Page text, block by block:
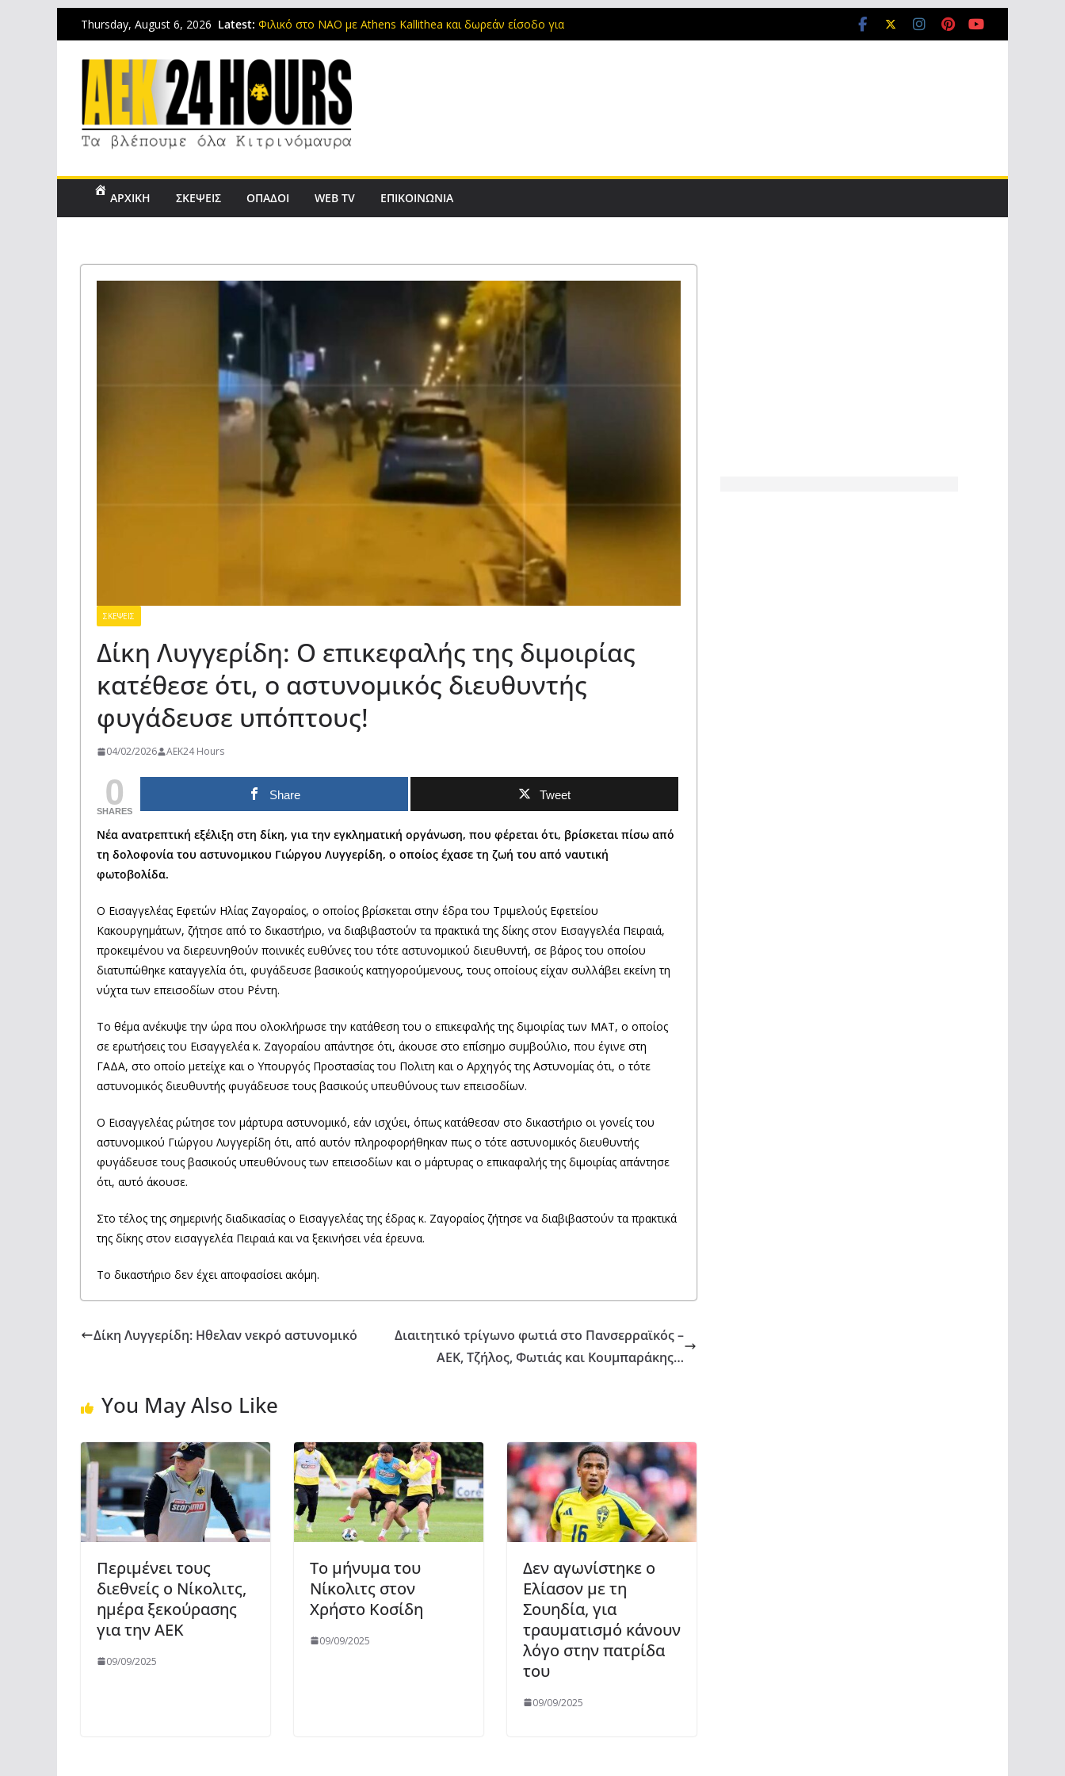
Thursday, August 6, 2026 Latest:
Ενεργοποιείται η συμφωνία με τον Νόλεϊ και ανακοινώνεται
από την ΑΕΚ
Φιλικό στο ΝΑΟ με Athens Kallithea και δωρεάν είσοδο για
τον κόσμο
Το μεσημέρι της Πέμπτης η ΑΕΚ ανακοινώνει τον Βιτάλις
Επιστρέφει η Κ17 της ΑΕΚ στην Αθήνα, παίρνουν σειρά
φιλικά στην Αττική
Περνάει ιατρικές εξετάσεις και ανακοινώνεται ο Βιτάλις από
την ΑΕΚ
ΑΡΧΙΚΗ ΣΚΕΨΕΙΣ ΟΠΑΔΟΙ WEB TV ΕΠΙΚΟΙΝΩΝΙΑ
ΣΚΕΨΕΙΣ
Δίκη Λυγγερίδη: Ο επικεφαλής της διμοιρίας
κατέθεσε ότι, ο αστυνομικός διευθυντής
φυγάδευσε υπόπτους!
04/02/2026 AEK24 Hours
0
SHARES
Share Tweet
Νέα ανατρεπτική εξέλιξη στη δίκη, για την εγκληματική οργάνωση, που φέρεται ότι, βρίσκεται πίσω από
τη δολοφονία του αστυνομικου Γιώργου Λυγγερίδη, ο οποίος έχασε τη ζωή του από ναυτική
φωτοβολίδα.
Ο Εισαγγελέας Εφετών Ηλίας Ζαγοραίος, ο οποίος βρίσκεται στην έδρα του Τριμελούς Εφετείου
Κακουργημάτων, ζήτησε από το δικαστήριο, να διαβιβαστούν τα πρακτικά της δίκης στον Εισαγγελέα Πειραιά,
προκειμένου να διερευνηθούν ποινικές ευθύνες του τότε αστυνομικού διευθυντή, σε βάρος του οποίου
διατυπώθηκε καταγγελία ότι, φυγάδευσε βασικούς κατηγορούμενους, τους οποίους είχαν συλλάβει εκείνη τη
νύχτα των επεισοδίων στου Ρέντη.
Το θέμα ανέκυψε την ώρα που ολοκλήρωσε την κατάθεση του ο επικεφαλής της διμοιρίας των ΜΑΤ, ο οποίος
σε ερωτήσεις του Εισαγγελέα κ. Ζαγοραίου απάντησε ότι, άκουσε στο επίσημο συμβούλιο, που έγινε στη
ΓΑΔΑ, στο οποίο μετείχε και ο Υπουργός Προστασίας του Πολιτη και ο Αρχηγός της Αστυνομίας ότι, ο τότε
αστυνομικός διευθυντής φυγάδευσε τους βασικούς υπευθύνους των επεισοδίων.
Ο Εισαγγελέας ρώτησε τον μάρτυρα αστυνομικό, εάν ισχύει, όπως κατάθεσαν στο δικαστήριο οι γονείς του
αστυνομικού Γιώργου Λυγγερίδη ότι, από αυτόν πληροφορήθηκαν πως ο τότε αστυνομικός διευθυντής
φυγάδευσε τους βασικούς υπευθύνους των επεισοδίων και ο μάρτυρας ο επικαφαλής της διμοιρίας απάντησε
ότι, αυτό άκουσε.
Στο τέλος της σημερινής διαδικασίας ο Εισαγγελέας της έδρας κ. Ζαγοραίος ζήτησε να διαβιβαστούν τα πρακτικά
της δίκης στον εισαγγελέα Πειραιά και να ξεκινήσει νέα έρευνα.
Το δικαστήριο δεν έχει αποφασίσει ακόμη.
Δίκη Λυγγερίδη: Ηθελαν νεκρό αστυνομικό
Διαιτητικό τρίγωνο φωτιά στο Πανσερραϊκός –
ΑΕΚ, Τζήλος, Φωτιάς και Κουμπαράκης…
You May Also Like
Περιμένει τους
διεθνείς ο Νίκολιτς,
ημέρα ξεκούρασης
για την ΑΕΚ
09/09/2025
Το μήνυμα του
Νίκολιτς στον
Χρήστο Κοσίδη
09/09/2025
Δεν αγωνίστηκε ο
Ελίασον με τη
Σουηδία, για
τραυματισμό κάνουν
λόγο στην πατρίδα
του
09/09/2025